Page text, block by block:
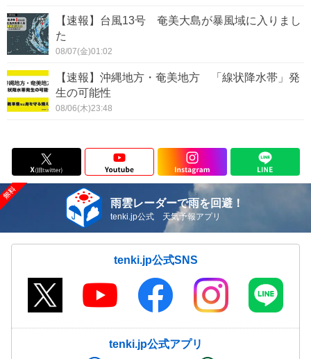
【速報】台風13号 奄美大島が暴風域に入りまし
た
08/07(金)01:02
【速報】沖縄地方・奄美地方 「線状降水帯」発
生の可能性
08/06(木)23:48
雨雲レーダーで雨を回避！
tenki.jp公式 天気予報アプリ
tenki.jp公式SNS
tenki.jp公式アプリ